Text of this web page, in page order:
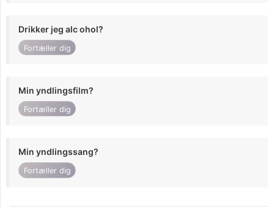
Drikker jeg alc ohol?
Fortæller dig
Min yndlingsfilm?
Fortæller dig
Min yndlingssang?
Fortæller dig